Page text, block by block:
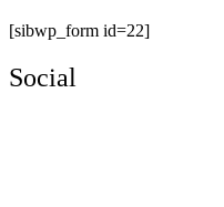
[sibwp_form id=22]
Social